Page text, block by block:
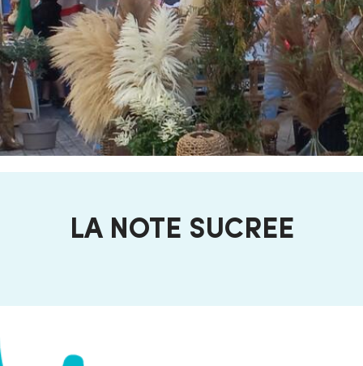
LA NOTE SUCREE